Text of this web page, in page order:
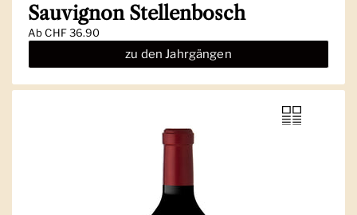
Sauvignon Stellenbosch
AbCHF 36.90
zu den Jahrgängen